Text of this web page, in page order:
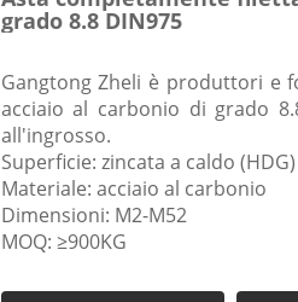
grado 8.8 DIN975
Gangtong Zheli è produttori e
acciaio al carbonio di grado
all'ingrosso.
Superficie: zincata a caldo (HDG)
Materiale: acciaio al carbonio
Dimensioni: M2-M52
MOQ: ≥900KG